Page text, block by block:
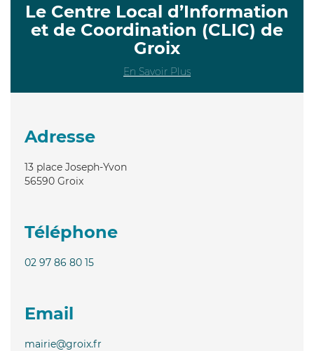
Le Centre Local d’Information
et de Coordination (CLIC) de
Groix
En Savoir Plus
Adresse
13 place Joseph-Yvon
56590 Groix
Téléphone
02 97 86 80 15
Email
mairie@groix.fr